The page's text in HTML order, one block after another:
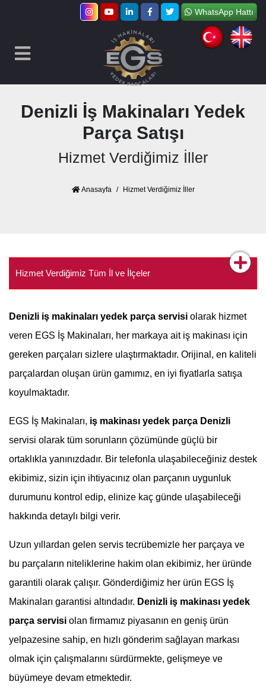
WhatsApp Hattı
Denizli İş Makinaları Yedek
Parça Satışı
Hizmet Verdiğimiz İller
Anasayfa Hizmet Verdiğimiz İller
Hizmet Verdiğimiz Tüm İl ve İlçeler
Denizli iş makinaları yedek parça servisi olarak hizmet
veren EGS İş Makinaları, her markaya ait iş makinası için
gereken parçaları sizlere ulaştırmaktadır. Orijinal, en kaliteli
parçalardan oluşan ürün gamımız, en iyi fiyatlarla satışa
koyulmaktadır.
EGS İş Makinaları, iş makinası yedek parça Denizli
servisi olarak tüm sorunların çözümünde güçlü bir
ortaklıkla yanınızdadır. Bir telefonla ulaşabileceğiniz destek
ekibimiz, sizin için ihtiyacınız olan parçanın uygunluk
durumunu kontrol edip, elinize kaç günde ulaşabileceği
hakkında detaylı bilgi verir.
Uzun yıllardan gelen servis tecrübemizle her parçaya ve
bu parçaların niteliklerine hakim olan ekibimiz, her üründe
garantili olarak çalışır. Gönderdiğimiz her ürün EGS İş
Makinaları garantisi altındadır. Denizli iş makinası yedek
parça servisi olan firmamız piyasanın en geniş ürün
yelpazesine sahip, en hızlı gönderim sağlayan markası
olmak için çalışmalarını sürdürmekte, gelişmeye ve
büyümeye devam etmektedir.